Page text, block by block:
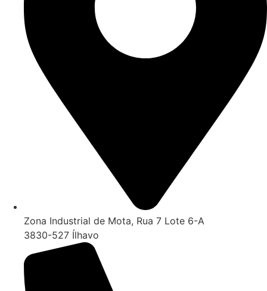
Zona Industrial de Mota, Rua 7 Lote 6-A
3830-527 Ílhavo